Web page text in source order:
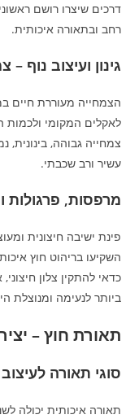
דרכים שיצרו רושם
רחב ובתאורה איכותית.
גינון ועיצוב נוף
הצמחייה מעוררת חיים
לאקלים המקומי ולכמות
צמחייה גבוהה,
עשיר ורב שכבתי.
מרפסות, פרגולות
פינת ישיבה חיצונית
השקיעו בריהוט חוץ
כדאי להתקין צלון
ביותר לנעימה ומנוצלת
תאורת חוץ –
סוגי תאורה לעיצוב
תאורה איכותית יכולה